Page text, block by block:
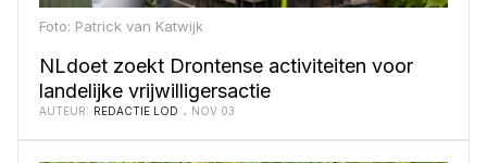
Foto: Patrick van Katwijk
NLdoet zoekt Drontense activiteiten voor
landelijke vrijwilligersactie
AUTEUR: REDACTIE LOD NOV 03